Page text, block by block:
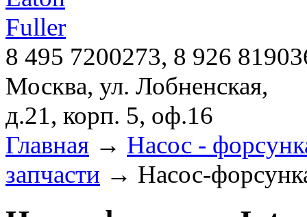
8 495 7200273, 8 926
Москва, ул. Лобненская,
д.21, корп. 5, оф.16
Главная → Насос -
запчасти → Насос-